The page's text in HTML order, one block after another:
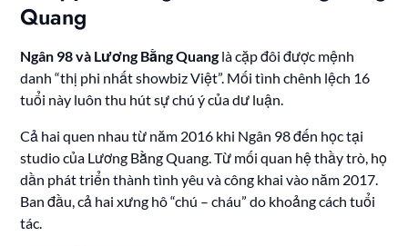
Quang
Ngân 98 và Lương Bằng Quang là cặp đôi được mệnh
danh “thị phi nhất showbiz Việt”. Mối tình chênh lệch 16
tuổi này luôn thu hút sự chú ý của dư luận.
Cả hai quen nhau từ năm 2016 khi Ngân 98 đến học tại
studio của Lương Bằng Quang. Từ mối quan hệ thầy trò, họ
dần phát triển thành tình yêu và công khai vào năm 2017.
Ban đầu, cả hai xưng hô “chú – cháu” do khoảng cách tuổi
tác.